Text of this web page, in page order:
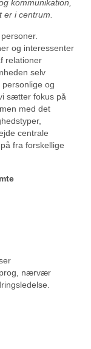
kommunikation,
er i centrum.
og interessenter
relationer
selv
og
sætter fokus på
med det
centrale
fra forskellige
nærvær